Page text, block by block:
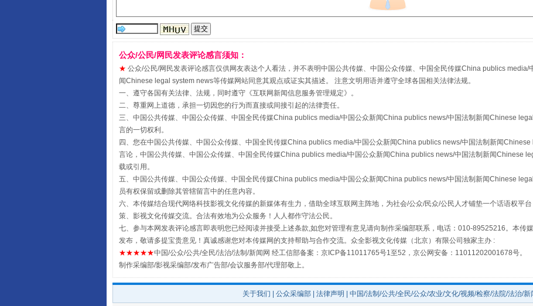
从幼儿园到大学，有这些资助
公众/公民/网民发表评论感言须知：
★ 公众/公民/网民发表评论感言仅供网友表达个人看法，并不表明中国公共传媒、中国公众传媒、中国全民传媒China publics
闻Chinese legal system news等传媒网站同意其观点或证实其描述。 注意文明用语并遵守全球各国相关法律法规。
一、遵守各国有关法律、法规，同时遵守《互联网新闻信息服务管理规定》。
二、尊重网上道德，承担一切因您的行为而直接或间接引起的法律责任。
三、中国公共传媒、中国公众传媒、中国全民传媒China publics media/中国公众新闻China publics news/中国法制新闻Chinese
言的一切权利。
四、您在中国公共传媒、中国公众传媒、中国全民传媒China publics media/中国公众新闻China publics news/中国法制新闻
言论，中国公共传媒、中国公众传媒、中国全民传媒China publics media/中国公众新闻China publics news/中国法制新闻Chinese
载或引用。
五、中国公共传媒、中国公众传媒、中国全民传媒China publics media/中国公众新闻China publics news/中国法制新闻Chinese
员有权保留或删除其管辖留言中的任意内容。
六、本传媒结合现代网络科技影视文化传媒的新媒体有生力，借助全球互联网主阵地，为社会/公众/民众/公民人才铺垫一个话语权平
策、影视文化传媒交流。合法有效地为公众服务！人人都作守法公民。
七、参与本网发表评论感言即表明您已经阅读并接受上述条款,如您对管理有意见请向制作采编部联系，电话：010-89525216。本传
发布，敬请多提宝贵意见！真诚感谢您对本传媒网的支持帮助与合作交流。众全影视文化传媒（北京）有限公司独家主办 :
★★★★★中国/公众/公共/全民/法治/法制/新闻网 经工信部备案：京ICP备11011765号1至52，京公网安备：11011202001678号。
制作采编部/影视采编部/发布广告部/会议服务部/代理部敬上。
关于我们 公众采编部 法律声明 | 中国/法制/公共/全民/公众/农业/文化/视频/检察/法院/法治/新